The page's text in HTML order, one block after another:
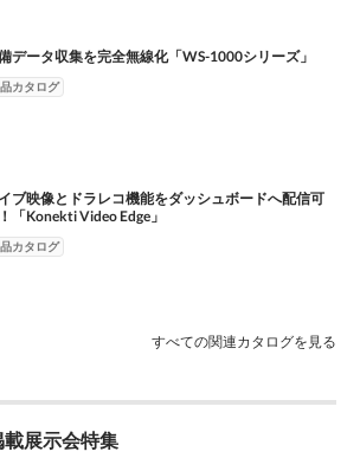
データ収集を完全無線化「WS-1000シリーズ」
カタログ
ブ映像とドラレコ機能をダッシュボードへ配信可
「Konekti Video Edge」
カタログ
すべての関連カタログを見る
展示会特集